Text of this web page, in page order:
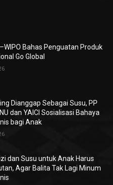
Bahas Penguatan Produk
Go Global
Dianggap Sebagai Susu, PP
dan YAICI Sosialisasi Bahaya
bagi Anak
dan Susu untuk Anak Harus
Agar Balita Tak Lagi Minum